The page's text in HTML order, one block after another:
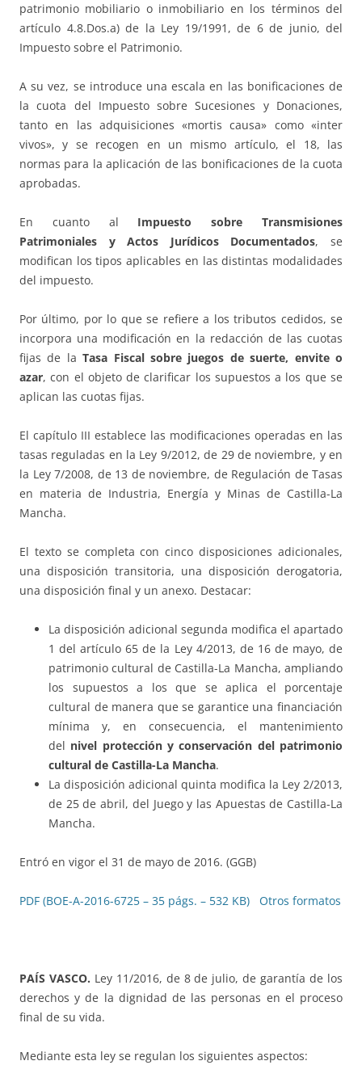
patrimonio mobiliario o inmobiliario en los términos del
artículo 4.8.Dos.a) de la Ley 19/1991, de 6 de junio, del
Impuesto sobre el Patrimonio.
A su vez, se introduce una escala en las bonificaciones de
la cuota del Impuesto sobre Sucesiones y Donaciones,
tanto en las adquisiciones «mortis causa» como «inter
vivos», y se recogen en un mismo artículo, el 18, las
normas para la aplicación de las bonificaciones de la cuota
aprobadas.
En cuanto al Impuesto sobre Transmisiones
Patrimoniales y Actos Jurídicos Documentados, se
modifican los tipos aplicables en las distintas modalidades
del impuesto.
Por último, por lo que se refiere a los tributos cedidos, se
incorpora una modificación en la redacción de las cuotas
fijas de laTasa Fiscal sobre juegos de suerte, envite o
azar, con el objeto de clarificar los supuestos a los que se
aplican las cuotas fijas.
El capítulo III establece las modificaciones operadas en las
tasas reguladas en la Ley 9/2012, de 29 de noviembre, y en
la Ley 7/2008, de 13 de noviembre, de Regulación de Tasas
en materia de Industria, Energía y Minas de Castilla-La
Mancha.
El texto se completa con cinco disposiciones adicionales,
una disposición transitoria, una disposición derogatoria,
una disposición final y un anexo. Destacar:
La disposición adicional segunda modifica el apartado
1 del artículo 65 de la Ley 4/2013, de 16 de mayo, de
patrimonio cultural de Castilla-La Mancha, ampliando
los supuestos a los que se aplica el porcentaje
cultural de manera que se garantice una financiación
mínima y, en consecuencia, el mantenimiento
del nivel protección y conservación del patrimonio
cultural de Castilla-La Mancha.
La disposición adicional quinta modifica la Ley 2/2013,
de 25 de abril, del Juego y las Apuestas de Castilla-La
Mancha.
Entró en vigor el 31 de mayo de 2016. (GGB)
PDF (BOE-A-2016-6725 – 35 págs. – 532 KB) Otros formatos
PAÍS VASCO. Ley 11/2016, de 8 de julio, de garantía de los
derechos y de la dignidad de las personas en el proceso
final de su vida.
Mediante esta ley se regulan los siguientes aspectos: